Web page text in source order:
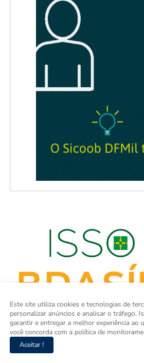
Este site utiliza cookies e tecnologias de
personalizar anúncios e analisar o tráfego.
garantir e entregar a melhor experiência ao
você concorda com a política de
Aceitar !